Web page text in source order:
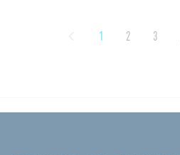
1 2 3